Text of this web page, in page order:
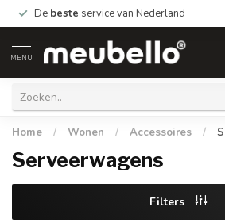
De beste service van Nederland
MENU
Home / Wonen / Accessoires /
Serveerwagens
Filters